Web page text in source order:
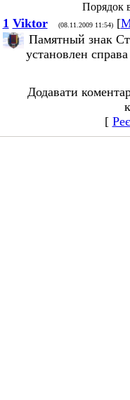
Порядок
1 Viktor (08.11.2009 11:54)[
Памятный знак
установлен
Додавати
[